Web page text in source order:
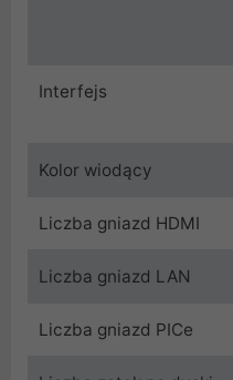
Interfejs
Kolor wiodący
Liczba gniazd HDMI
Liczba gniazd LAN
Liczba gniazd PICe